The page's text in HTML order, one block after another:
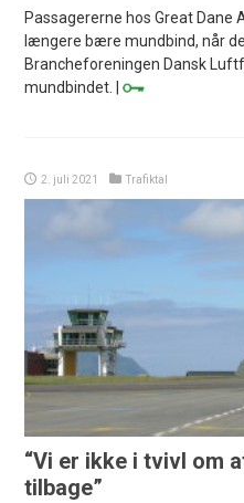
Passagererne hos Great Dane
længere bære mundbind, når
Brancheforeningen Dansk
mundbindet. |
2. juli 2021 Trafiktal
“Vi er ikke i tvivl om
tilbage”